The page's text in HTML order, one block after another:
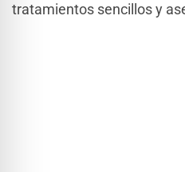
tratamientos sencillos y